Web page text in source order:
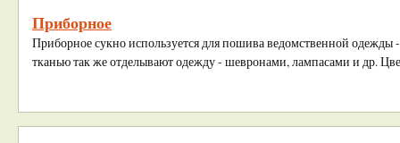
Приборное
Приборное сукно используется для пошива ведомственной
тканью так же отделывают одежду - шевронами, лампасами и др.